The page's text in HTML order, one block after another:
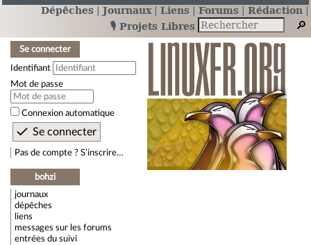
Dépêches Journaux Liens Forums
Rédaction
🎙️ Projets Libres
Se connecter
Identifiant
Mot de passe
Connexion automatique
Pas de compte ? S’inscrire…
bohzi
journaux
dépêches
liens
messages sur les forums
entrées du suivi